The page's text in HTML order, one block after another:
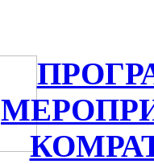
КОМРАТ